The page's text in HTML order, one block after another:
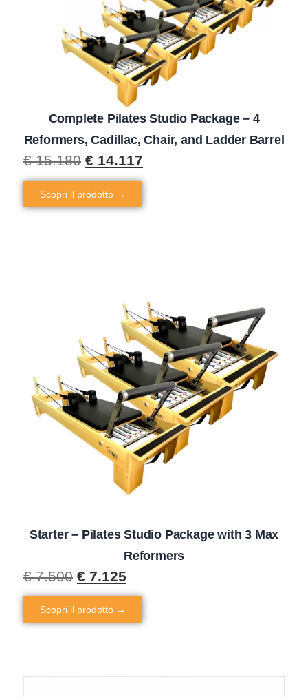
Complete Pilates Studio Package – 4
Reformers, Cadillac, Chair, and Ladder Barrel
€15.180 € 14.117
Scopri il prodotto →
Starter – Pilates Studio Package with 3 Max
Reformers
€7.500 € 7.125
Scopri il prodotto →